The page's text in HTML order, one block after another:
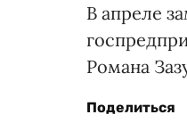
В апреле
Романа
Поделиться